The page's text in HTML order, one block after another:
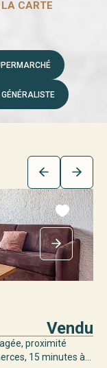
GÉNÉRALISTE
Vendu
proximité
15 minutes à...